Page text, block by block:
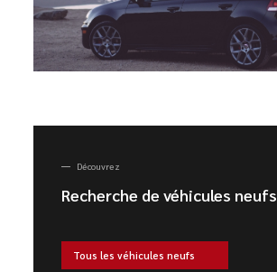
Découvrez
Recherche de véhicules neufs
Tous les véhicules neufs